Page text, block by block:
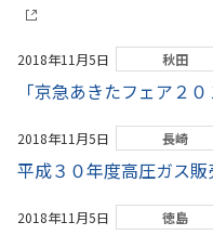
2018年11月5日 秋田
「京急あきたフェア２
2018年11月5日 長崎
平成３０年度高圧ガス
2018年11月5日 徳島